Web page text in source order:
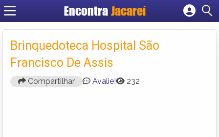
Encontra Jacareí
Cadastrar empresa
Criar conta
Brinquedoteca Hospital São
Francisco De Assis
Compartilhar Avalie! 232